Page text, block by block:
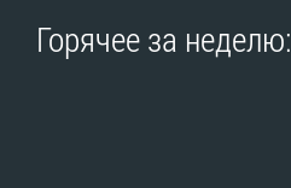
Горячее за неделю: